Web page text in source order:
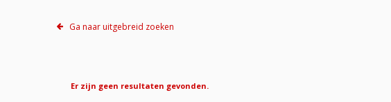
Ga naar uitgebreid zoeken
Er zijn geen resultaten gevonden.